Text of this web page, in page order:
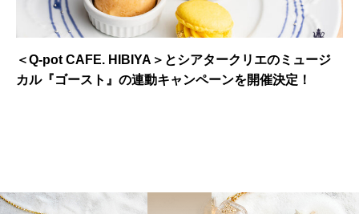
＜Q-pot CAFE. HIBIYA＞とシアタークリエのミュージ
カル『ゴースト』の連動キャンペーンを開催決定！